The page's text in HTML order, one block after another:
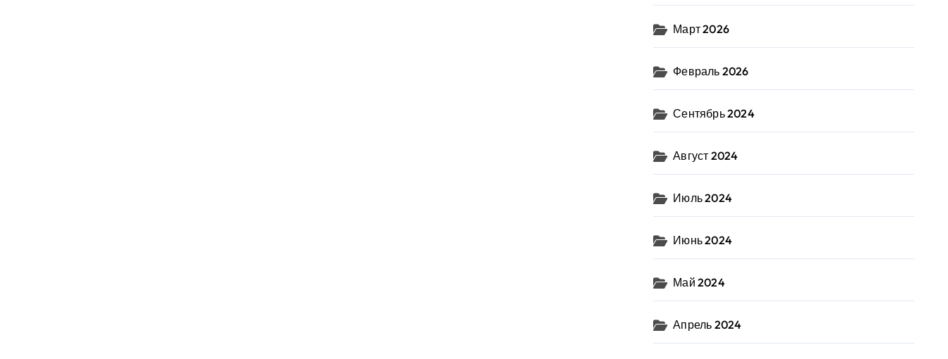
Март 2026
Февраль 2026
Сентябрь 2024
Август 2024
Июль 2024
Июнь 2024
Май 2024
Апрель 2024